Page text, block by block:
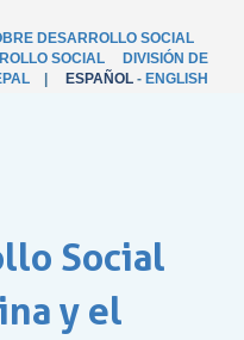
DESARROLLO SOCIAL
SOCIAL
DIVISIÓN DE
ESPAÑOL - ENGLISH
Social
y el